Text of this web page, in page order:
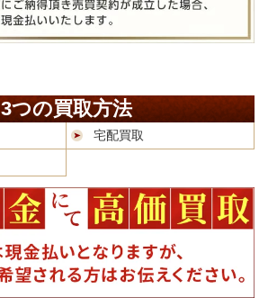
3つの買取方法
宅配買取